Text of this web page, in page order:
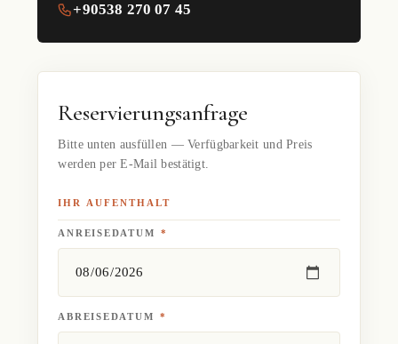
+90538 270 07 45
Reservierungsanfrage
Bitte unten ausfüllen — Verfügbarkeit und Preis
werden per E-Mail bestätigt.
IHR AUFENTHALT
ANREISEDATUM *
ABREISEDATUM *